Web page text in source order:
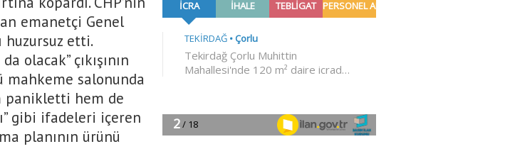
emanetçi Genel
huzursuz etti.
olacak” çıkışının
mahkeme salonunda
panikletti hem de
gibi ifadeleri içeren
planının ürünü